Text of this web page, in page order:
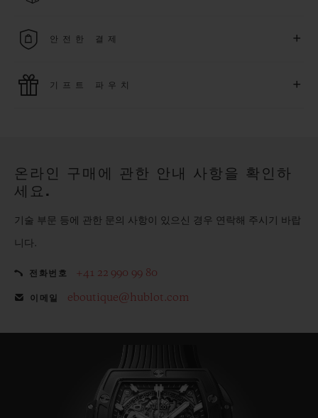
을 누려보세요
안전한 결제 +
모든 제품은 빠르고 안전하게 결제가 가능하며, 개인정보를 안
기프트 파우치 +
온라인 구매에 관한 안내 사항을 확인하
세요.
기술 부문 등에 관한 문의 사항이 있으신 경우 연락해 주시기 바랍
니다.
전화번호 +41 22 990 99 80
이메일 eboutique@hublot.com